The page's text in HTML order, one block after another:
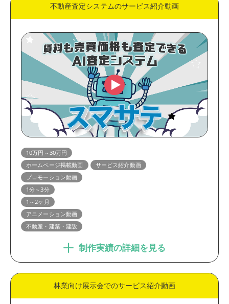
不動産査定システムのサービス紹介動画
10万円～30万円
ホームページ掲載動画
サービス紹介動画
プロモーション動画
1分～3分
1～2ヶ月
アニメーション動画
不動産・建築・建設
制作実績の詳細を見る
林業向け展示会でのサービス紹介動画